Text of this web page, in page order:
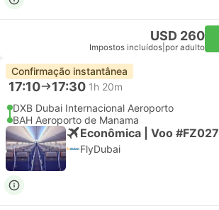
USD 260
Impostos incluídos por adulto
Confirmação instantânea
17:10 17:30 1h 20m
DXB Dubai Internacional Aeroporto
BAH Aeroporto de Manama
Econômica | Voo #FZ027
FlyDubai